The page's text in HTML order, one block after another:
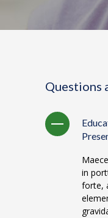
Questions
in
forte,